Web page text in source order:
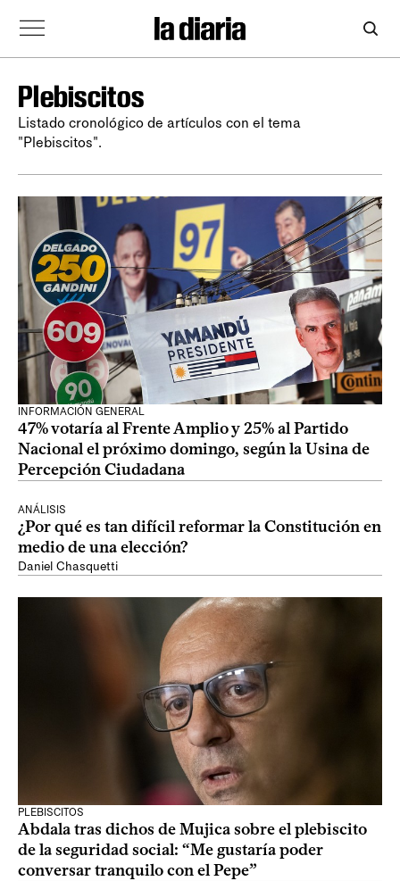
Plebiscitos
Listado cronológico de artículos con el tema
"Plebiscitos".
INFORMACIÓN GENERAL
47% votaría al Frente Amplio y 25% al Partido
Nacional el próximo domingo, según la Usina de
Percepción Ciudadana
ANÁLISIS
¿Por qué es tan difícil reformar la Constitución en
medio de una elección?
Daniel Chasquetti
PLEBISCITOS
Abdala tras dichos de Mujica sobre el plebiscito
de la seguridad social: “Me gustaría poder
conversar tranquilo con el Pepe”